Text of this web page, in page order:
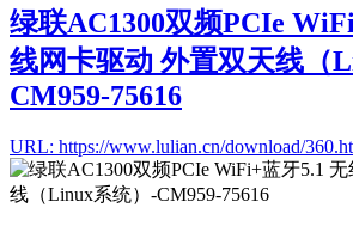
绿联AC1300双频PCIe
线网卡驱动 外置双天线（
CM959-75616
URL: https://www.lulian.cn/download/